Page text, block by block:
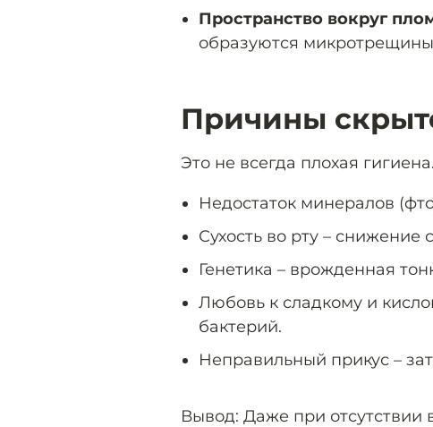
Пространство вокруг
образуются
Причины
Это не всегда плохая
Недостаток минералов
Сухость во рту –
Генетика – врожденная
Любовь к сладкому и
бактерий.
Неправильный прикус –
Вывод: Даже при